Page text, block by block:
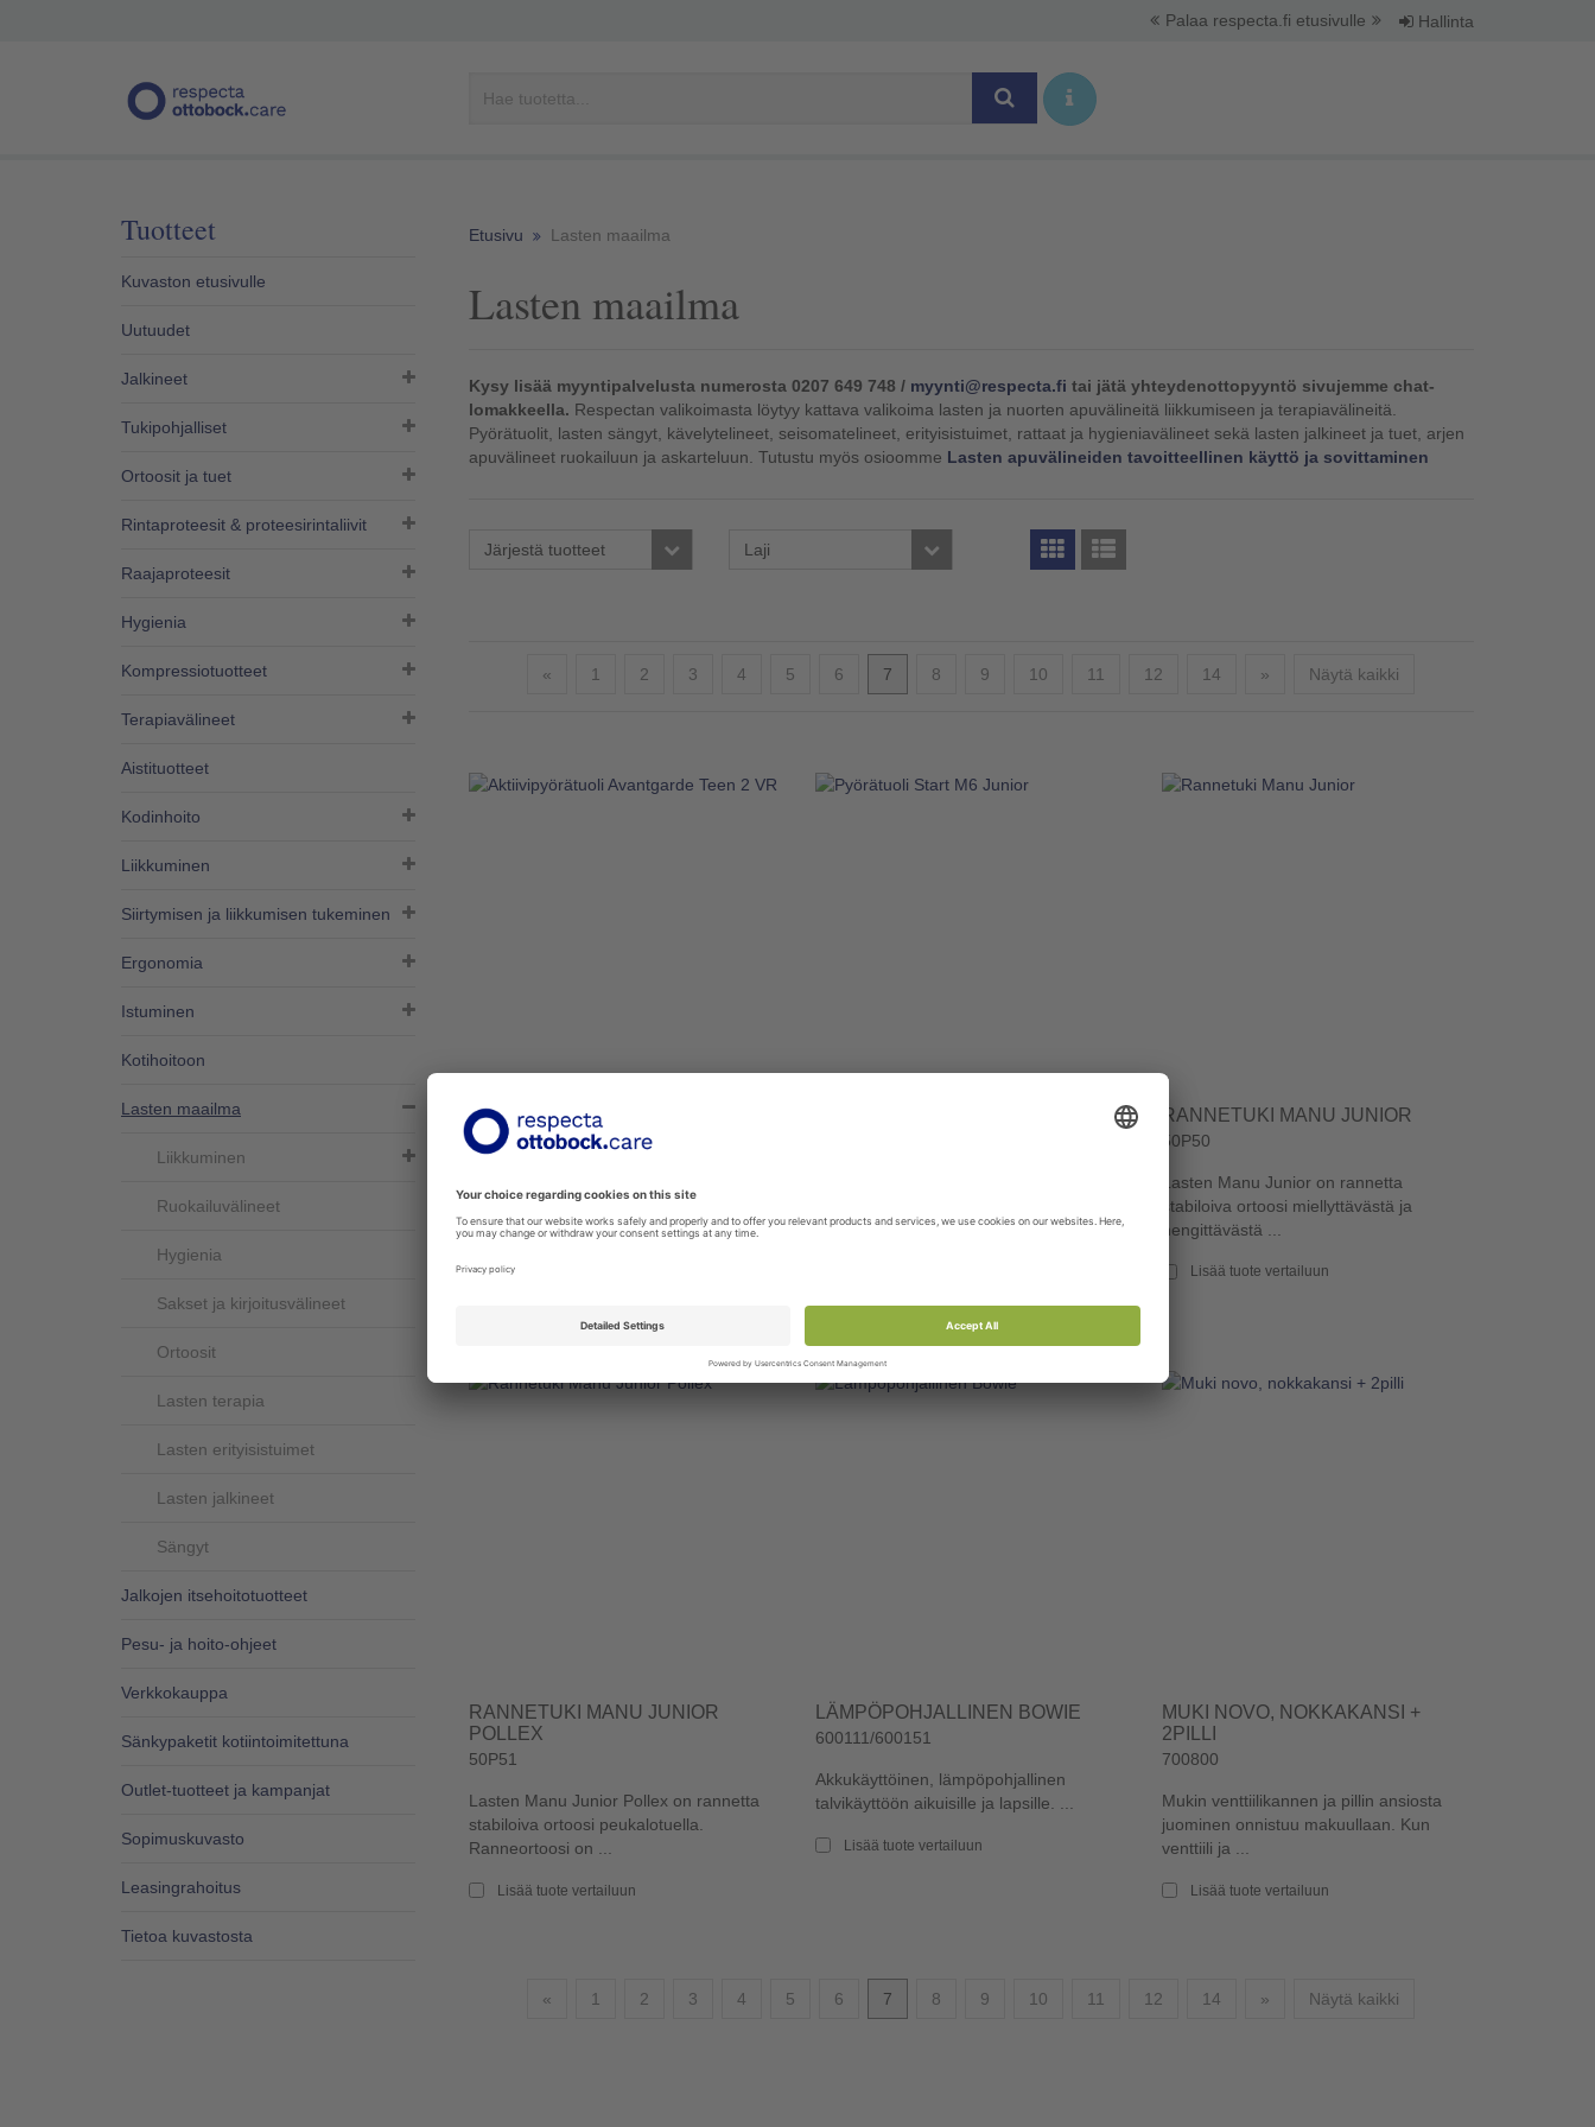
Palaa respecta.fi etusivulle Hallinta
Tuotteet
Kuvaston etusivulle
Uutuudet
Jalkineet
Tukipohjalliset
Ortoosit ja tuet
Rintaproteesit & proteesirintaliivit​
Raajaproteesit
Hygienia
Kompressiotuotteet
Terapiavälineet
Aistituotteet
Kodinhoito
Liikkuminen
Siirtymisen ja liikkumisen tukeminen
Ergonomia
Istuminen
Kotihoitoon
Lasten maailma
Liikkuminen
Ruokailuvälineet
Hygienia
Sakset ja kirjoitusvälineet
Ortoosit
Lasten terapia
Lasten erityisistuimet
Lasten jalkineet
Sängyt
Jalkojen itsehoitotuotteet
Pesu- ja hoito-ohjeet
Verkkokauppa
Sänkypaketit kotiintoimitettuna
Outlet-tuotteet ja kampanjat
Sopimuskuvasto
Leasingrahoitus
Tietoa kuvastosta
Etusivu Lasten maailma
Lasten maailma
Kysy lisää myyntipalvelusta numerosta 0207 649 748 / myynti@respecta.fi tai jätä yhteydenottopyyntö sivujemme chat-
lomakkeella. Respectan valikoimasta löytyy kattava valikoima lasten ja nuorten apuvälineitä liikkumiseen ja terapiavälineitä.
Pyörätuolit, lasten sängyt, kävelytelineet, seisomatelineet, erityisistuimet, rattaat ja hygieniavälineet sekä lasten jalkineet ja tuet, arjen
apuvälineet ruokailuun ja askarteluun. Tutustu myös osioomme Lasten apuvälineiden tavoitteellinen käyttö ja sovittaminen
Järjestä tuotteet Laji
« Edellinen
1 2 3 4 5 6 7 8 9 10 11 12 14 » SeuraavaNäytä kaikki
AKTIIVIPYÖRÄTUOLI
AVANTGARDE TEEN 2 VR
Kevyesti kelattava ja käsiteltävä lasten
taittuvarunkoinen aktiivipyörätuoli
saksalaista ...
RANNETUKI MANU JUNIOR
50P50
Lasten Manu Junior on rannetta
stabiloiva ortoosi miellyttävästä ja
hengittävästä ...
Lisää tuote vertailuun
RANNETUKI MANU JUNIOR
POLLEX
50P51
Lasten Manu Junior Pollex on rannetta
stabiloiva ortoosi peukalotuella.
Ranneortoosi on ...
Lisää tuote vertailuun
LÄMPÖPOHJALLINEN BOWIE
600111/600151
Akkukäyttöinen, lämpöpohjallinen
talvikäyttöön aikuisille ja lapsille. ...
Lisää tuote vertailuun
MUKI NOVO, NOKKAKANSI +
2PILLI
700800
Mukin venttiilikannen ja pillin ansiosta
juominen onnistuu makuullaan. Kun
venttiili ja ...
Lisää tuote vertailuun
« Edellinen
1 2 3 4 5 6 7 8 9 10 11 12 14 » SeuraavaNäytä kaikki